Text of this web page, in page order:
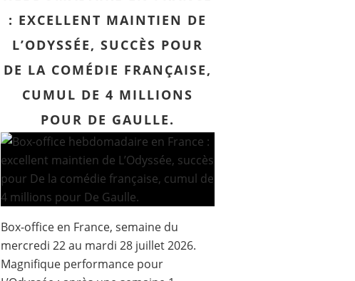
: EXCELLENT MAINTIEN DE
L’ODYSSÉE, SUCCÈS POUR
DE LA COMÉDIE FRANÇAISE,
CUMUL DE 4 MILLIONS
POUR DE GAULLE.
Box-office en France, semaine du
mercredi 22 au mardi 28 juillet 2026.
Magnifique performance pour